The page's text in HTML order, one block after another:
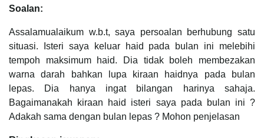
Soalan:
Assalamualaikum w.b.t, saya persoalan berhubung satu
situasi. Isteri saya keluar haid pada bulan ini melebihi
tempoh maksimum haid. Dia tidak boleh membezakan
warna darah bahkan lupa kiraan haidnya pada bulan
lepas. Dia hanya ingat bilangan harinya sahaja.
Bagaimanakah kiraan haid isteri saya pada bulan ini ?
Adakah sama dengan bulan lepas ? Mohon penjelasan